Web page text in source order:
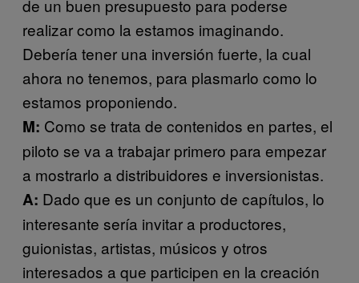
de un buen presupuesto para poderse
realizar como la estamos imaginando.
Debería tener una inversión fuerte, la cual
ahora no tenemos, para plasmarlo como lo
estamos proponiendo.
M: Como se trata de contenidos en partes, el
piloto se va a trabajar primero para empezar
a mostrarlo a distribuidores e inversionistas.
A: Dado que es un conjunto de capítulos, lo
interesante sería invitar a productores,
guionistas, artistas, músicos y otros
interesados a que participen en la creación